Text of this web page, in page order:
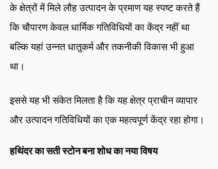
के क्षेत्रों में मिले लौह उत्पादन के प्रमाण यह स्पष्ट करते हैं
कि चौपारण केवल धार्मिक गतिविधियों का केंद्र नहीं था
बल्कि यहां उन्नत धातुकर्म और तकनीकी विकास भी हुआ
था।
इससे यह भी संकेत मिलता है कि यह क्षेत्र प्राचीन व्यापार
और उत्पादन गतिविधियों का एक महत्वपूर्ण केंद्र रहा होगा।
हथिंदर का सती स्टोन बना शोध का नया विषय